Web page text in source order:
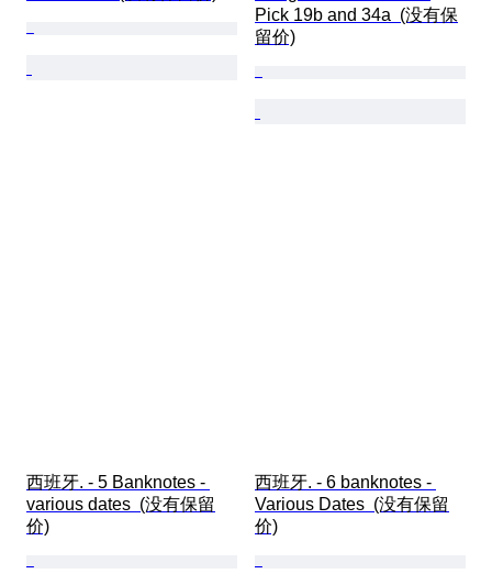
Pick 19b and 34a  (没有保
留价)
西班牙. - 5 Banknotes -
various dates  (没有保留
价)
西班牙. - 6 banknotes -
Various Dates  (没有保留
价)